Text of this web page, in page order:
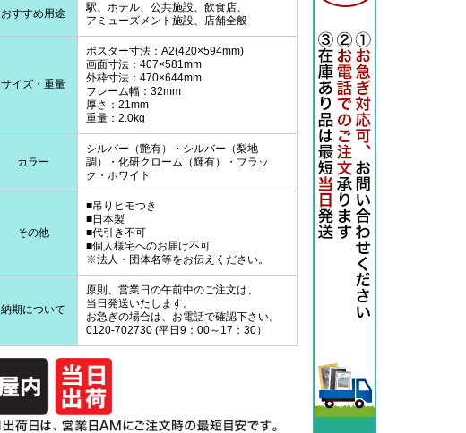
おすすめ用途
駅、ホテル、公共施設、飲食店、
アミューズメント施設、店舗全般
サイズ・重量
ポスター寸法：A2(420×594mm)
画面寸法：407×581mm
外枠寸法：470×644mm
フレーム幅：32mm
厚さ：21mm
重量：2.0kg
カラー
シルバー（艶有）・シルバー（梨地
調）・化研クローム（輝有）・ブラッ
ク・ホワイト
その他
■吊りヒモつき
■日本製
■代引き不可
■個人様宅へのお届け不可
※法人・団体名等をお伝えください。
納期について
原則、営業日の午前中のご注文は、
当日発送いたします。
お急ぎの場合は、お電話で確認下さい。
0120-702730 (平日9：00～17：30）